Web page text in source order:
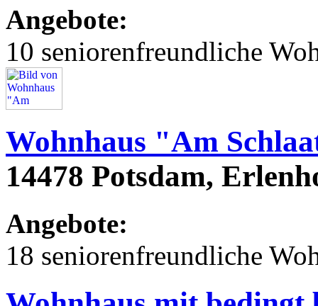
Angebote:
10 seniorenfreundliche
Wohnhaus "Am
14478 Potsdam,
Angebote:
18 seniorenfreundliche